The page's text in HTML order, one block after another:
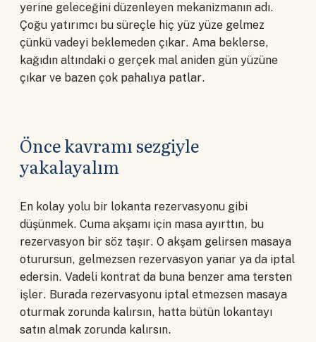
yerine geleceğini düzenleyen mekanizmanın adı.
Çoğu yatırımcı bu süreçle hiç yüz yüze gelmez
çünkü vadeyi beklemeden çıkar. Ama beklerse,
kağıdın altındaki o gerçek mal aniden gün yüzüne
çıkar ve bazen çok pahalıya patlar.
Önce kavramı sezgiyle
yakalayalım
En kolay yolu bir lokanta rezervasyonu gibi
düşünmek. Cuma akşamı için masa ayırttın, bu
rezervasyon bir söz taşır. O akşam gelirsen masaya
oturursun, gelmezsen rezervasyon yanar ya da iptal
edersin. Vadeli kontrat da buna benzer ama tersten
işler. Burada rezervasyonu iptal etmezsen masaya
oturmak zorunda kalırsın, hatta bütün lokantayı
satın almak zorunda kalırsın.